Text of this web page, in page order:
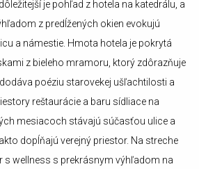
je pohľad z hotela na katedrálu, a
z predĺžených okien evokujú
a námestie. Hmota hotela je pokrytá
z bieleho mramoru, ktorý zdôrazňuje
poéziu starovekej ušľachtilosti a
reštaurácie a baru sídliace na
mesiacoch stávajú súčasťou ulice a
dopĺňajú verejný priestor. Na streche
s wellness s prekrásnym výhľadom na